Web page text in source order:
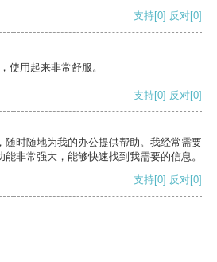
支持[0] 反对[0]
使用起来非常舒服。
支持[0] 反对[0]
随时随地为我的办公提供帮助。我经常需要
非常强大，能够快速找到我需要的信息。
支持[0] 反对[0]